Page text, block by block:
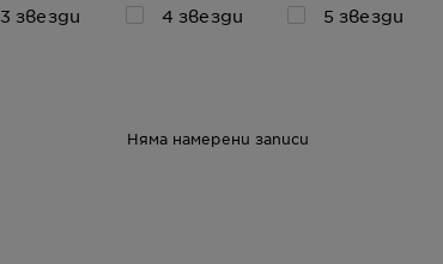
3 звезди 4 звезди 5 звезди
Няма намерени записи